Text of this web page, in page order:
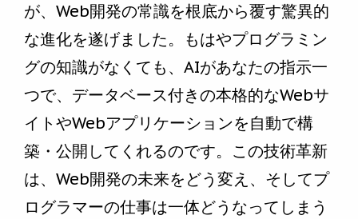
が、Web開発の常識を根底から覆す驚異的
な進化を遂げました。もはやプログラミン
グの知識がなくても、AIがあなたの指示一
つで、データベース付きの本格的なWebサ
イトやWebアプリケーションを自動で構
築・公開してくれるのです。この技術革新
は、Web開発の未来をどう変え、そしてプ
ログラマーの仕事は一体どうなってしまう